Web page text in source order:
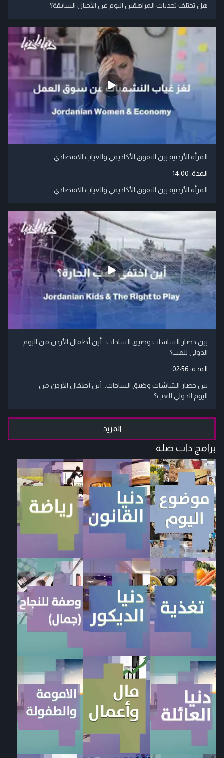
هل تختلف تحديات المراهقين اليوم عن الأجيال السابقة؟
المرأة الأردنية بين التفوق الأكاديمي والغياب الاقتصادي
المدة: 14:00
المرأة الأردنية بين التفوق الأكاديمي والغياب الاقتصادي.
بين حصار الشاشات وضيق الساحات.. أين أطفال الأردن من اليوم
الدولي للعب؟
المدة: 02:56
بين حصار الشاشات وضيق الساحات.. أين أطفال الأردن من
اليوم الدولي للعب؟
المزيد
برامج ذات صلة